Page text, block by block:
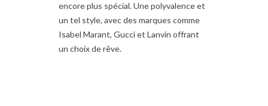
encore plus spécial. Une polyvalence et
un tel style, avec des marques comme
Isabel Marant, Gucci et Lanvin offrant
un choix de rêve.